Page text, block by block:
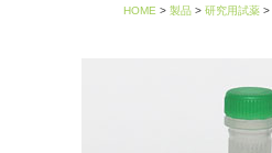
HOME > 製品 > 研究用試薬 >